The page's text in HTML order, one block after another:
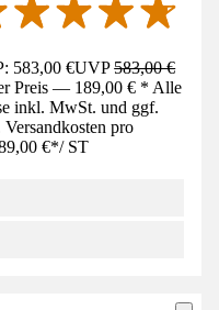
583,00 €UVP583,00 €
Preis — 189,00 € * Alle
inkl. MwSt. und ggf.
Versandkosten pro
€*/ ST